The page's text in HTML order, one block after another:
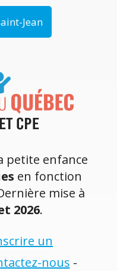
Jean
petite enfance
en fonction
mise à
2026.
un
nous -